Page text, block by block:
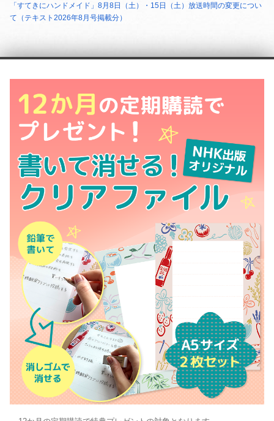
「すてきにハンドメイド」8月8日（土）・15日（土）放送時間の変更につい
て（テキスト2026年8月号掲載分）